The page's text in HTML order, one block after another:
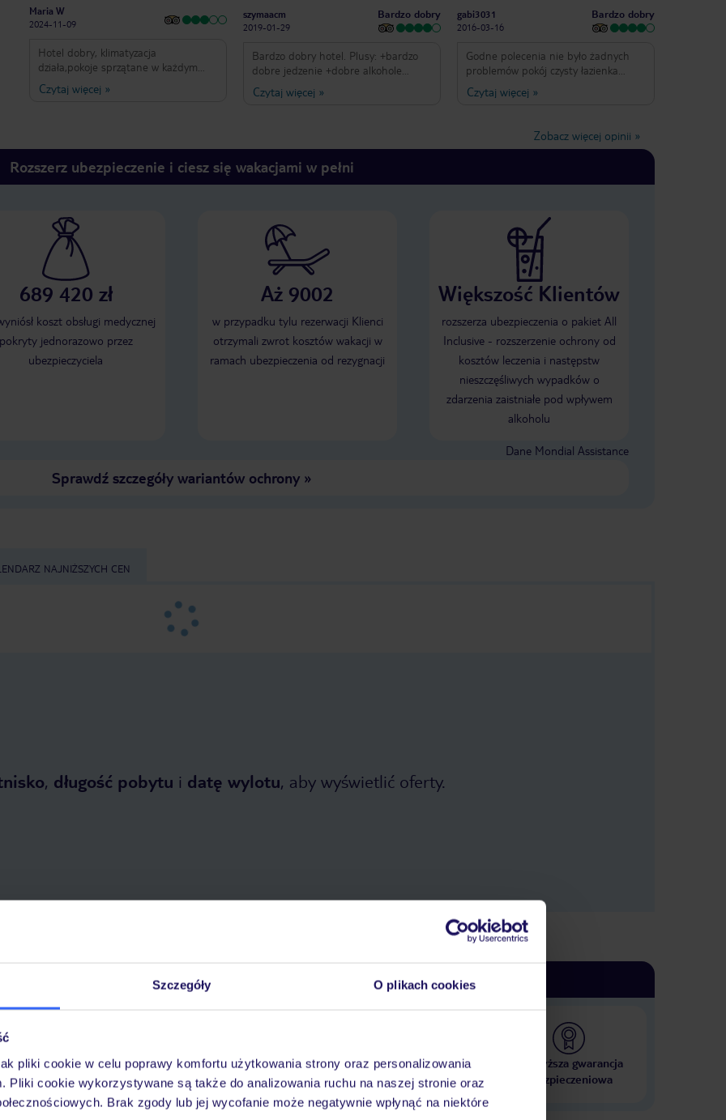
Szczegóły O plikach cookies
pliki cookie w celu poprawy komfortu użytkowania strony oraz personalizowania
Pliki cookie wykorzystywane są także do analizowania ruchu na naszej stronie oraz
Brak zgody lub jej wycofanie może negatywnie wpłynąć na niektóre
Maria W
2024-11-09
Hotel dobry, klimatyzacja
działa,pokoje sprzątane w każdym
dniu- czystość ok ,jedzenie mogłoby
być lepsze,śniadania zawsze to samo ,
raczej polecam plaże w Aya Napa -
Czytaj więcej »
szymaacm
2019-01-29
Bardzo dobry
Bardzo dobry hotel. Plusy: +bardzo
dobre jedzenie +dobre alkohole
+bliskość morza +pomost na morzu
+dużo leżaków +miła obsługa +fajne
wymienić) -widok platformy -mało
informacji o dostępnych przekąskach
Plusy zdecydowanie przewyższają
minusy !
Czytaj więcej »
gabi3031
2016-03-16
Bardzo dobry
Godne polecenia nie było żadnych
problemów pokój czysty łazienka
czysta żadnych problemów z obsługą
piękny widok z balkonu hotel
wiele miejsc gdzie można dobrze zjeść
Czytaj więcej »
Zobacz więcej opinii »
Rozszerz ubezpieczenie i ciesz się wakacjami w pełni
689 420 zł
koszt obsługi medycznej
pokryty jednorazowo przez
ubezpieczyciela
Aż 9002
w przypadku tylu rezerwacji Klienci
otrzymali zwrot kosztów wakacji w
ramach ubezpieczenia od rezygnacji
Większość Klientów
rozszerza ubezpieczenia o pakiet All
Inclusive - rozszerzenie ochrony od
kosztów leczenia i następstw
nieszczęśliwych wypadków o
zdarzenia zaistniałe pod wpływem
alkoholu
Dane Mondial Assistance
Sprawdź szczegóły wariantów ochrony»
NAJNIŻSZYCH CEN
, długość pobytu i datę wylotu, aby wyświetlić oferty.
Dlaczego warto wybrać TUI?
30 lat w Polsce
Tylko u nas opieka na
wakacjach 24/7
10 000 hoteli w ponad 50
krajach
Najwyższa gwarancja
ubezpieczeniowa